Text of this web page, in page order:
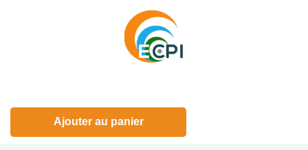
Ajouter au panier